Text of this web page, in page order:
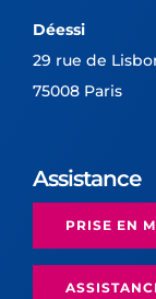
Déessi
29 rue de
75008 Paris
Assistance
PRISE EN